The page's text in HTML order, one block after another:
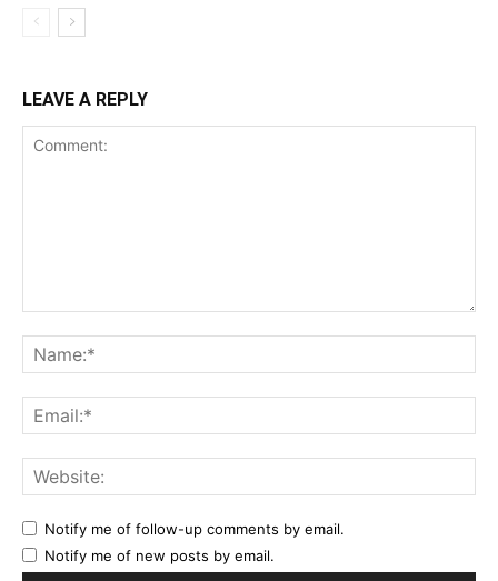
LEAVE A REPLY
Notify me of follow-up comments by email.
Notify me of new posts by email.